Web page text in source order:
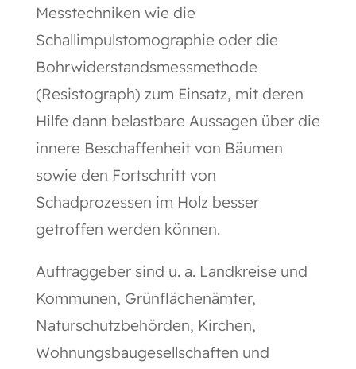
Messtechniken wie die
Schallimpulstomographie oder die
Bohrwiderstandsmessmethode
(Resistograph) zum Einsatz, mit deren
Hilfe dann belastbare Aussagen über die
innere Beschaffenheit von Bäumen
sowie den Fortschritt von
Schadprozessen im Holz besser
getroffen werden können.
Auftraggeber sind u. a. Landkreise und
Kommunen, Grünflächenämter,
Naturschutzbehörden, Kirchen,
Wohnungsbaugesellschaften und